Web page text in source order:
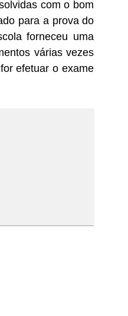
com o bom
para a prova do
forneceu uma
várias vezes
efetuar o exame